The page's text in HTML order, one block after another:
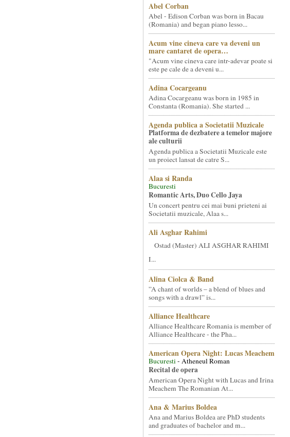
Abel Corban
Abel - Edison Corban was born in Bacau
(Romania) and began piano lesso...
Acum vine cineva care va deveni un
mare cantaret de opera…
"Acum vine cineva care intr-adevar poate si
este pe cale de a deveni u...
Adina Cocargeanu
Adina Cocargeanu was born in 1985 in
Constanta (Romania). She started ...
Agenda publica a Societatii Muzicale
Platforma de dezbatere a temelor majore
ale culturii
Agenda publica a Societatii Muzicale este
un proiect lansat de catre S...
Alaa si Randa
Bucuresti
Romantic Arts, Duo Cello Jaya
Un concert pentru cei mai buni prieteni ai
Societatii muzicale, Alaa s...
Ali Asghar Rahimi
Ostad (Master) ALI ASGHAR RAHIMI
I...
Alina Ciolca & Band
”A chant of worlds – a blend of blues and
songs with a drawl” is...
Alliance Healthcare
Alliance Healthcare Romania is member of
Alliance Healthcare - the Pha...
American Opera Night: Lucas Meachem
Bucuresti- Atheneul Roman
Recital de opera
American Opera Night with Lucas and Irina
Meachem The Romanian At...
Ana & Marius Boldea
Ana and Marius Boldea are PhD students
and graduates of bachelor and m...